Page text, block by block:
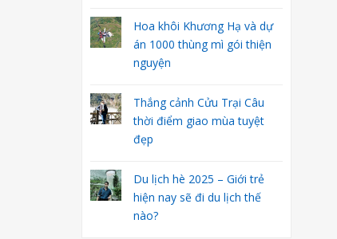
Hoa khôi Khương Hạ và dự
án 1000 thùng mì gói thiện
nguyện
Thắng cảnh Cửu Trại Câu
thời điểm giao mùa tuyệt
đẹp
Du lịch hè 2025 – Giới trẻ
hiện nay sẽ đi du lịch thế
nào?